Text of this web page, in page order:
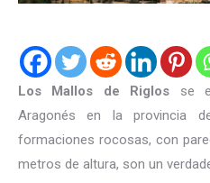
Los Mallos de Riglos se
Aragonés en la provincia
formaciones rocosas, con
metros de altura, son un